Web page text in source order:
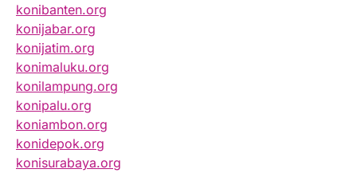
konibanten.org
konijabar.org
konijatim.org
konimaluku.org
konilampung.org
konipalu.org
koniambon.org
konidepok.org
konisurabaya.org